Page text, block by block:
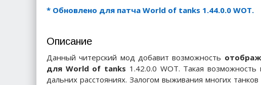
* Обновлено для патча World of tanks 1.44.0.0 WOT.
Описание
Данный читерский мод добавит возможность
для World of tanks 1.42.0.0 WOT. Такая
дальних расстояниях. Залогом выживания многих